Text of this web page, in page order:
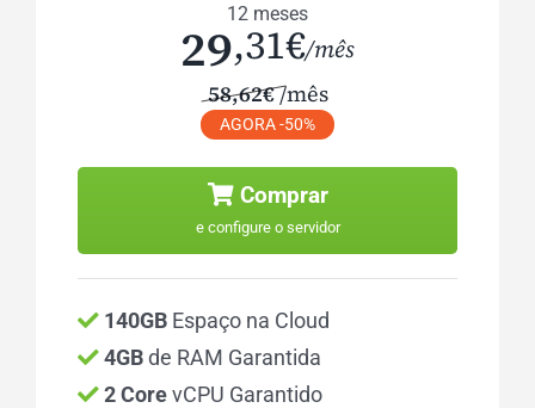
12 meses
29,31€/mês
58,62€/mês
AGORA -50%
Comprar
e configure o servidor
140GB Espaço na Cloud
4GB de RAM Garantida
2 Core vCPU Garantido